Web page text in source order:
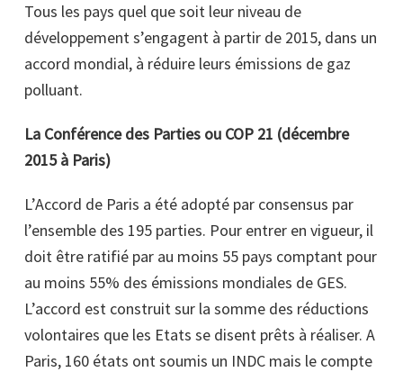
Tous les pays quel que soit leur niveau de
développement s’engagent à partir de 2015, dans un
accord mondial, à réduire leurs émissions de gaz
polluant.
La Conférence des Parties ou COP 21 (décembre
2015 à Paris)
L’Accord de Paris a été adopté par consensus par
l’ensemble des 195 parties. Pour entrer en vigueur, il
doit être ratifié par au moins 55 pays comptant pour
au moins 55% des émissions mondiales de GES.
L’accord est construit sur la somme des réductions
volontaires que les Etats se disent prêts à réaliser. A
Paris, 160 états ont soumis un INDC mais le compte